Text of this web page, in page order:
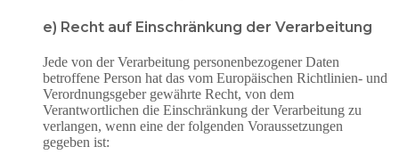
e) Recht auf Einschränkung der Verarbeitung
Jede von der Verarbeitung personenbezogener Daten
betroffene Person hat das vom Europäischen Richtlinien- und
Verordnungsgeber gewährte Recht, von dem
Verantwortlichen die Einschränkung der Verarbeitung zu
verlangen, wenn eine der folgenden Voraussetzungen
gegeben ist: